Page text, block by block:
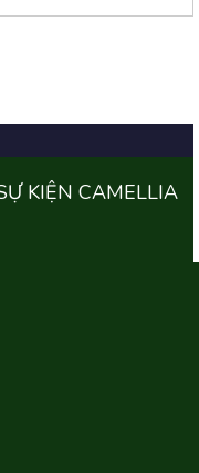
KIỆN CAMELLIA